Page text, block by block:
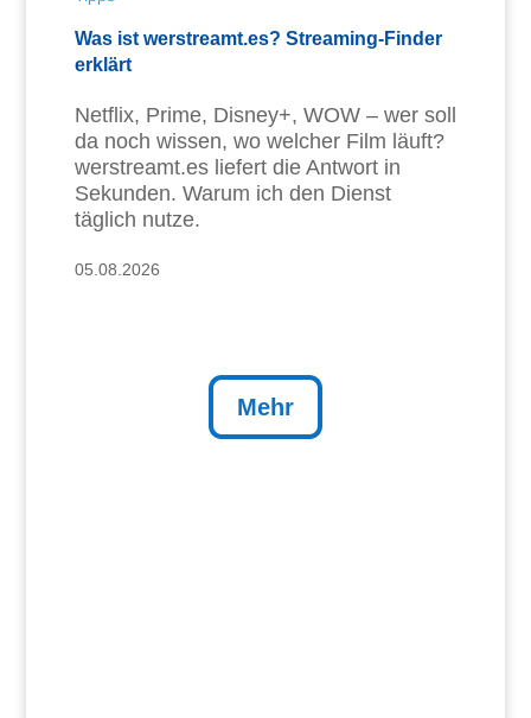
Was ist werstreamt.es? Streaming-Finder
erklärt
Netflix, Prime, Disney+, WOW – wer soll
da noch wissen, wo welcher Film läuft?
werstreamt.es liefert die Antwort in
Sekunden. Warum ich den Dienst
täglich nutze.
05.08.2026
Mehr